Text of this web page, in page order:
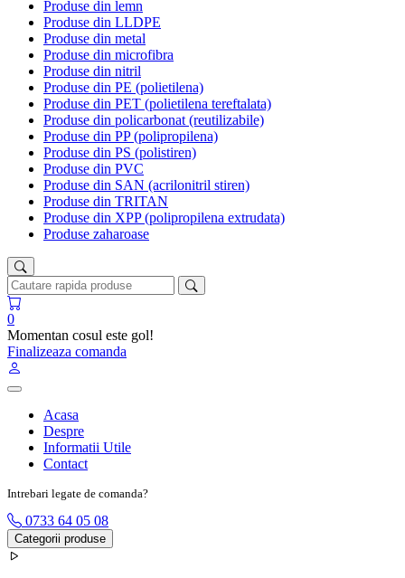
Produse din lemn
Produse din LLDPE
Produse din metal
Produse din microfibra
Produse din nitril
Produse din PE (polietilena)
Produse din PET (polietilena tereftalata)
Produse din policarbonat (reutilizabile)
Produse din PP (polipropilena)
Produse din PS (polistiren)
Produse din PVC
Produse din SAN (acrilonitril stiren)
Produse din TRITAN
Produse din XPP (polipropilena extrudata)
Produse zaharoase
0
Momentan cosul este gol!
Finalizeaza comanda
Acasa
Despre
Informatii Utile
Contact
Intrebari legate de comanda?
0733 64 05 08
Categorii produse